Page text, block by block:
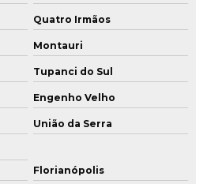
Quatro Irmãos
Montauri
Tupanci do Sul
Engenho Velho
União da Serra
Florianópolis